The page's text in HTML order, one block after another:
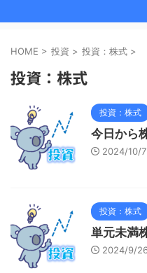
HOME > 投資 > 投資：株式 >
投資：株式
投資：株式
今日から
2024/10/7
投資：株式
単元未満
2024/9/